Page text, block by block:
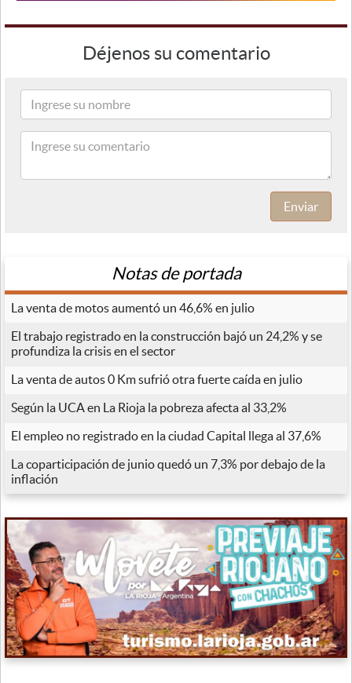
Déjenos su comentario
Enviar
Notas de portada
La venta de motos aumentó un 46,6% en julio
El trabajo registrado en la construcción bajó un 24,2% y se
profundiza la crisis en el sector
La venta de autos 0 Km sufrió otra fuerte caída en julio
Según la UCA en La Rioja la pobreza afecta al 33,2%
El empleo no registrado en la ciudad Capital llega al 37,6%
La coparticipación de junio quedó un 7,3% por debajo de la
inflación